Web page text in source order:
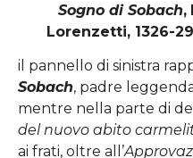
Sogno di Sobach,
Lorenzetti, 1326-
il pannello di sinistra
Sobach, padre
mentre nella parte di
del nuovo abito
ai frati, oltre all’